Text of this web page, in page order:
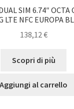
SIM 6.74″ OCTA
LTE NFC EUROPA
138,12€
Scopri di più
Aggiungi al carrello